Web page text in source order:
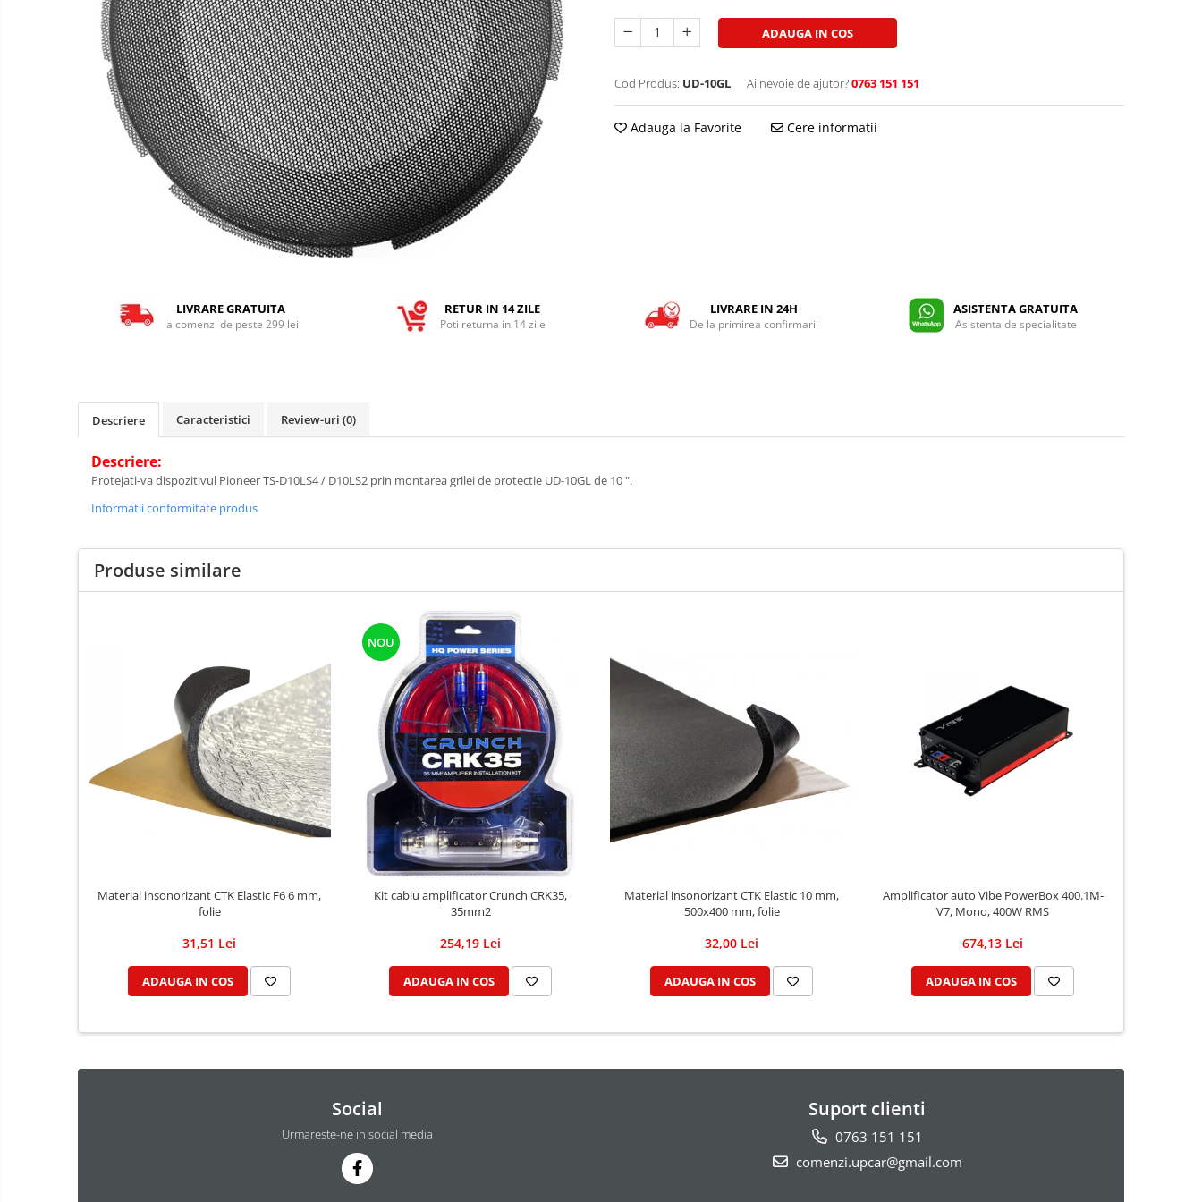
ADAUGA IN COS
Cod Produs: UD-10GL Ai nevoie de ajutor?0763 151 151
Adauga la Favorite Cere informatii
LIVRARE GRATUITA
la comenzi de peste 299 lei
RETUR IN 14 ZILE
Poti returna in 14 zile
LIVRARE IN 24H
De la primirea confirmarii
ASISTENTA GRATUITA
Asistenta de specialitate
Descriere Caracteristici Review-uri (0)
Descriere:
Protejati-va dispozitivul Pioneer TS-D10LS4 / D10LS2 prin montarea grilei de protectie UD-10GL de 10 ".
Informatii conformitate produs
Produse similare
Material insonorizant CTK Elastic F6 6 mm,
folie
31,51 Lei
ADAUGA IN COS
NOU
Kit cablu amplificator Crunch CRK35,
35mm2
254,19 Lei
ADAUGA IN COS
Material insonorizant CTK Elastic 10 mm,
500x400 mm, folie
32,00 Lei
ADAUGA IN COS
Amplificator auto Vibe PowerBox 400.1M-
V7, Mono, 400W RMS
674,13 Lei
ADAUGA IN COS
Social
Urmareste-ne in social media
Suport clienti
0763 151 151
comenzi.upcar@gmail.com